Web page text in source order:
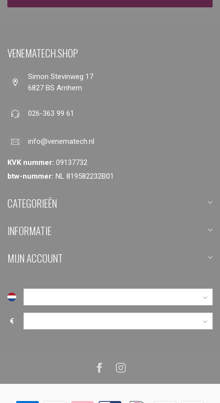
VENEMATECH.SHOP
Simon Stevinweg 17
6827 BS Arnhem
026-363 99 61
info@venematech.nl
KVK nummer: 09137732
btw-nummer: NL 819582232B01
CATEGORIEËN
INFORMATIE
MIJN ACCOUNT
€